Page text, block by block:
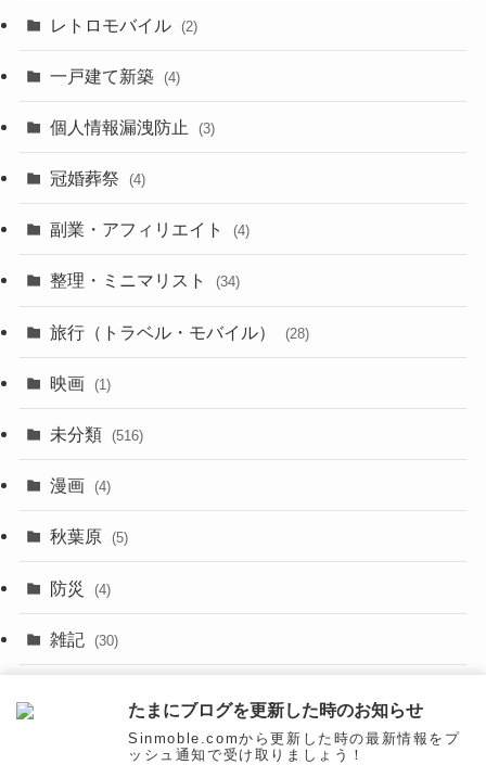
(18)
(19)
(6)
(8)
(9)
(3)
(7)
(3)
(3)
(6)
(20)
(31)
(27)
レトロモバイル (2)
一戸建て新築 (4)
個人情報漏洩防止 (3)
冠婚葬祭 (4)
副業・アフィリエイト (4)
整理・ミニマリスト (34)
旅行（トラベル・モバイル） (28)
映画 (1)
未分類 (516)
漫画 (4)
秋葉原 (5)
防災 (4)
雑記 (30)
たまにブログを更新した時のお知らせ
Sinmoble.comから更新した時の最新情報をプ
ッシュ通知で受け取りましょう！